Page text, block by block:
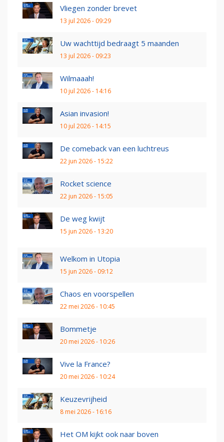
Vliegen zonder brevet
13 jul 2026 - 09:29
Uw wachttijd bedraagt 5 maanden
13 jul 2026 - 09:23
Wilmaaah!
10 jul 2026 - 14:16
Asian invasion!
10 jul 2026 - 14:15
De comeback van een luchtreus
22 jun 2026 - 15:22
Rocket science
22 jun 2026 - 15:05
De weg kwijt
15 jun 2026 - 13:20
Welkom in Utopia
15 jun 2026 - 09:12
Chaos en voorspellen
22 mei 2026 - 10:45
Bommetje
20 mei 2026 - 10:26
Vive la France?
20 mei 2026 - 10:24
Keuzevrijheid
8 mei 2026 - 16:16
Het OM kijkt ook naar boven